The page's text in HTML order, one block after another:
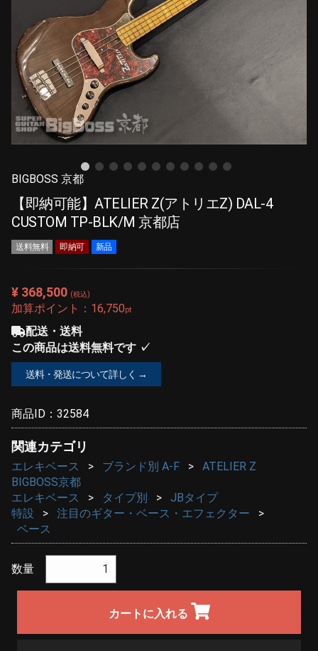
BIGBOSS 京都
【即納可能】ATELIER Z(アトリエZ) DAL-4
CUSTOM TP-BLK/M 京都店
送料無料 即納可 新品
¥ 368,500 (税込)
加算ポイント： 16,750pt
配送・送料
この商品は送料無料です ✓
送料・発送について詳しく →
商品ID： 32584
関連カテゴリ
エレキベース ブランド別 A-F
ATELIER Z
BIGBOSS京都
エレキベース
タイプ別
JBタイプ
特設
注目のギター・ベース・エフェクター
ベース
数量
カートに入れる